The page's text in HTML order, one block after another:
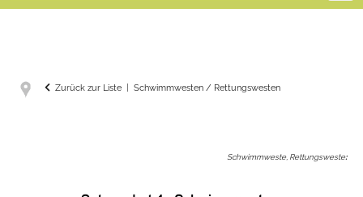
Zurück zur Liste Schwimmwesten / Rettungswesten
Schwimmweste, Rettungsweste: